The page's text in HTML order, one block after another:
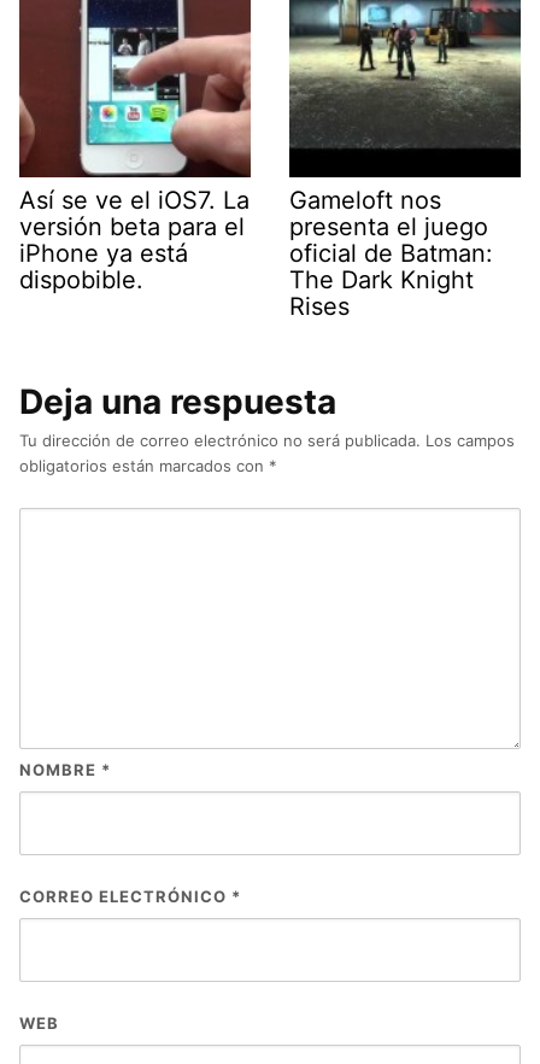
Así se ve el iOS7. La
versión beta para el
iPhone ya está
dispobible.
Gameloft nos
presenta el juego
oficial de Batman:
The Dark Knight
Rises
Deja una respuesta
Tu dirección de correo electrónico no será publicada. Los campos
obligatorios están marcados con *
NOMBRE *
CORREO ELECTRÓNICO *
WEB